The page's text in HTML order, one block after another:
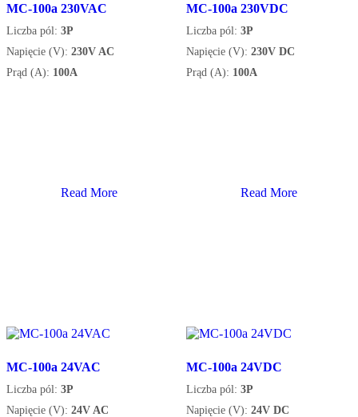
MC-100a 230VAC
Liczba pól: 3P
Napięcie (V): 230V AC
Prąd (A): 100A
Read More
MC-100a 230VDC
Liczba pól: 3P
Napięcie (V): 230V DC
Prąd (A): 100A
Read More
MC-100a 24VAC
Liczba pól: 3P
Napięcie (V): 24V AC
MC-100a 24VDC
Liczba pól: 3P
Napięcie (V): 24V DC